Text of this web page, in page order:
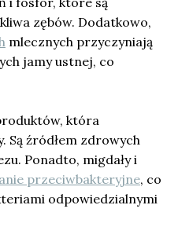
zębów. Dodatkowo,
mlecznych przyczyniają
jamy ustnej, co
która
Są źródłem zdrowych
Ponadto, migdały i
przeciwbakteryjne, co
odpowiedzialnymi